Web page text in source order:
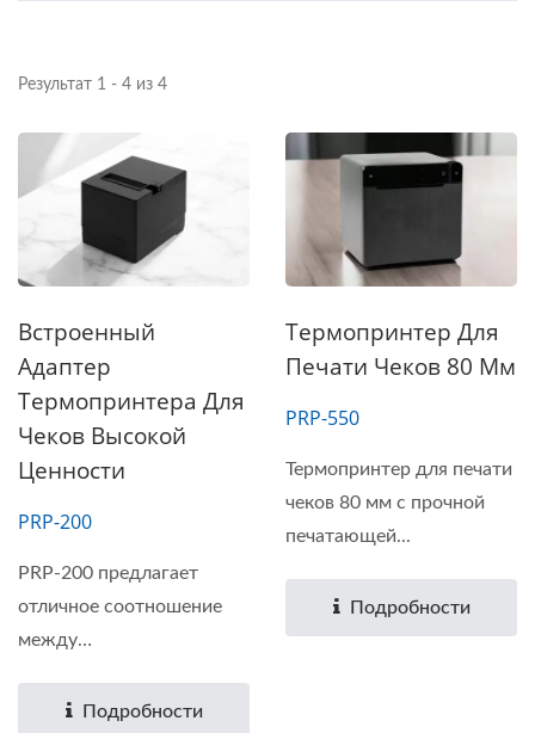
Результат 1 - 4 из 4
Встроенный
Адаптер
Термопринтера Для
Чеков Высокой
Ценности
PRP-200
PRP-200 предлагает
отличное соотношение
между
Подробности
Термопринтер Для
Печати Чеков 80 Мм
PRP-550
Термопринтер для печати
чеков 80 мм с прочной
печатающей...
Подробности